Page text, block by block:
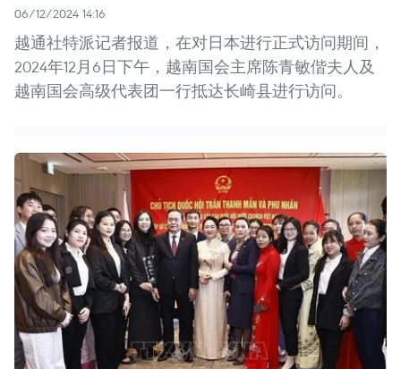
06/12/2024 14:16
越通社特派记者报道，在对日本进行正式访问期间，
2024年12月6日下午，越南国会主席陈青敏偕夫人及
越南国会高级代表团一行抵达长崎县进行访问。